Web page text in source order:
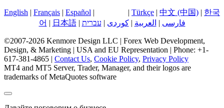
English | Français | Español | | Türkçe | 中文 (中国) | 한국
어 | 日本語| עברית | کوردی| العربية | فارسی
©2007-2026 Kenmore Design LLC | Forex Web Development,
Design, & Marketing | USA and EU Representation | Phone: +1-
617-381-4865 | Contact Us, Cookie Policy, Privacy Policy
MT4 and MT5 Server, Trader, Manager, and their logos are
trademarks of MetaQuotes software